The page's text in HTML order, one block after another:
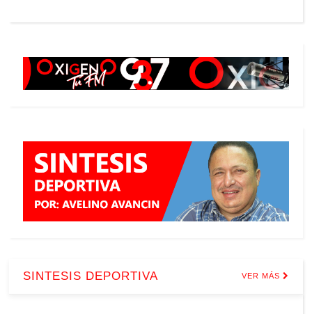
SINTESIS DEPORTIVA VER MÁS